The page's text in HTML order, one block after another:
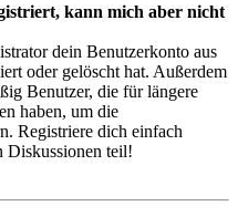
kann mich aber nicht
dein Benutzerkonto aus
oder gelöscht hat. Außerdem
Benutzer, die für längere
haben, um die
Registriere dich einfach
Diskussionen teil!